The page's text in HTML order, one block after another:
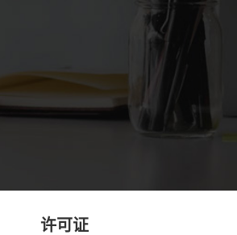
计制度或者财务、会计处理办法与国
或者国务院财政、税务主管部门有关
、使用税控装置的义务国家根据税收
装置，不得损毁或者擅自改动税控装
，我们将责令您限期改正，并可根据
律、行政法规规定或者我们依照法律
申报表、财务会计报表以及我们根据
行政法规规定或者我们依照法律??报
他有关资料。您即使在纳税期??享受减
、代收代缴税款义务，必须依照法律、
许可证